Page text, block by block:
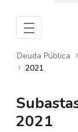
Deuda Pública
2021
2021